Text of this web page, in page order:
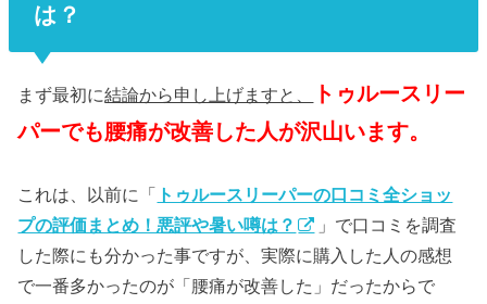
は？
まず最初に結論から申し上げますと、
トゥルースリー
パーでも腰痛が改善した人が沢山います。
これは、以前に「
トゥルースリーパーの口コミ全ショッ
プの評価まとめ！悪評や暑い噂は？
」で口コミを調査
した際にも分かった事ですが、実際に購入した人の感想
で一番多かったのが「腰痛が改善した」だったからで